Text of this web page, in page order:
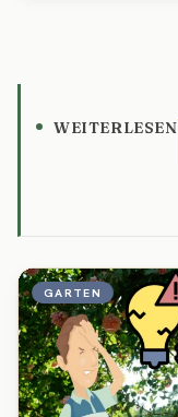
WEITERLESEN
GARTEN